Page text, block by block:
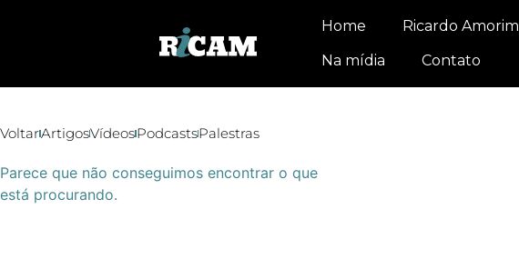
Home Ricardo Amorim
Na mídia
Contato
VoltarArtigosVídeosPodcastsPalestras
Parece que não conseguimos encontrar o que
está procurando.